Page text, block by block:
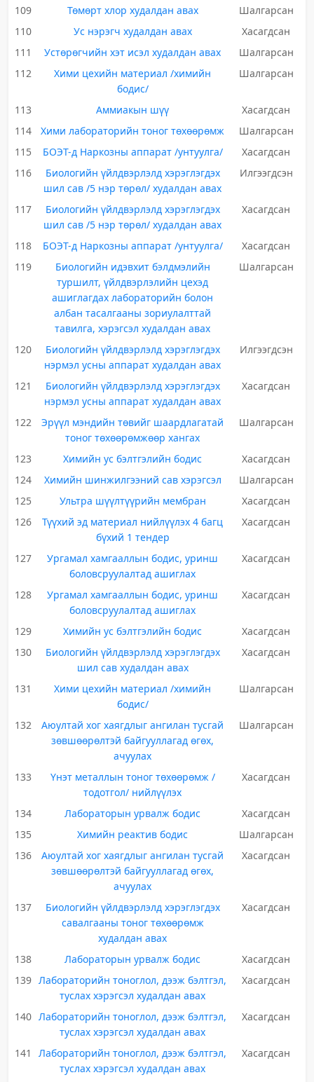
109 Төмөрт хлор худалдан авах
Шалгарсан
110
Ус нэрэгч худалдан авах
Хасагдсан
111
Устөрөгчийн хэт исэл худалдан авах
Шалгарсан
112
Хими цехийн материал /химийн
бодис/
Шалгарсан
113 Аммиакын шүү
Хасагдсан
114
Хими лабораторийн тоног төхөөрөмж
Шалгарсан
115
БОЭТ-д Наркозны аппарат /унтуулга/
Хасагдсан
116
Биологийн үйлдвэрлэлд хэрэглэгдэх
шил сав /5 нэр төрөл/ худалдан авах
Илгээгдсэн
117
Биологийн үйлдвэрлэлд хэрэглэгдэх
шил сав /5 нэр төрөл/ худалдан авах
Хасагдсан
118 БОЭТ-д Наркозны аппарат /унтуулга/
Хасагдсан
119
Биологийн идэвхит бэлдмэлийн
туршилт, үйлдвэрлэлийн цехэд
ашиглагдах лабораторийн болон
албан тасалгааны зориулалттай
тавилга, хэрэгсэл худалдан авах
Шалгарсан
120
Биологийн үйлдвэрлэлд хэрэглэгдэх
нэрмэл усны аппарат худалдан авах
Илгээгдсэн
121
Биологийн үйлдвэрлэлд хэрэглэгдэх
нэрмэл усны аппарат худалдан авах
Хасагдсан
122
Эрүүл мэндийн төвийг шаардлагатай
тоног төхөөрөмжөөр хангах
Шалгарсан
123 Химийн ус бэлтгэлийн бодис
Хасагдсан
124
Химийн шинжилгээний сав хэрэгсэл
Шалгарсан
125
Ультра шүүлтүүрийн мембран
Хасагдсан
126
Түүхий эд материал нийлүүлэх 4 багц
бүхий 1 тендер
Хасагдсан
127
Ургамал хамгааллын бодис, уринш
боловсруулалтад ашиглах
Хасагдсан
128
Ургамал хамгааллын бодис, уринш
боловсруулалтад ашиглах
Хасагдсан
129 Химийн ус бэлтгэлийн бодис
Хасагдсан
130
Биологийн үйлдвэрлэлд хэрэглэгдэх
шил сав худалдан авах
Хасагдсан
131
Хими цехийн материал /химийн
бодис/
Шалгарсан
132
Аюултай хог хаягдлыг ангилан тусгай
зөвшөөрөлтэй байгууллагад өгөх,
ачуулах
Шалгарсан
133
Үнэт металлын тоног төхөөрөмж /
тодотгол/ нийлүүлэх
Хасагдсан
134 Лабораторын урвалж бодис
Хасагдсан
135
Химийн реактив бодис
Шалгарсан
136
Аюултай хог хаягдлыг ангилан тусгай
зөвшөөрөлтэй байгууллагад өгөх,
ачуулах
Хасагдсан
137
Биологийн үйлдвэрлэлд хэрэглэгдэх
савалгааны тоног төхөөрөмж
худалдан авах
Хасагдсан
138 Лабораторын урвалж бодис
Хасагдсан
139 Лабораторийн тоноглол, дээж бэлтгэл,
туслах хэрэгсэл худалдан авах
Хасагдсан
140 Лабораторийн тоноглол, дээж бэлтгэл,
туслах хэрэгсэл худалдан авах
Хасагдсан
141
Лабораторийн тоноглол, дээж бэлтгэл,
туслах хэрэгсэл худалдан авах
Хасагдсан